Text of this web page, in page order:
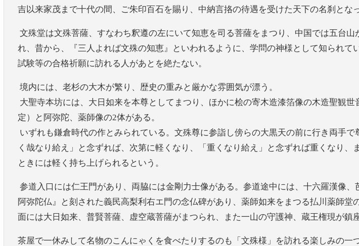
吉以来家茂まで十代の間、ご朱印百石を賜り、中納言挌の待遇を受けた天下の名刹とな
文殊堂は文殊菩薩、すなわち釈遵の左にいて知恵を司る菩薩をまつり、中国では五台山
れ、昔から、『三人よれば文殊の知恵』といわれるように、学問の神様として知られて
試験等の合格祈願に訪れる人があとを絶たない。
境内には、老杉の大木が繁り、歴史の重みと厳かな雰囲気が漂う。
大聖寺本坊には、大日如来を本尊としてまつり、ほかに桧の寄木造漆箔像の木造聖観世
定）と阿弥陀、薬師像の2体がある。
いずれも鎌倉時代の作とみられている。文殊尊に参詣し傍らの大黒天の前に行き両手で
く哉なり給え」と念ずれば、次第に軽くなり、「重くなり給え」と念ずれば重くなり、
ときには軽く持ち上げられるという。
参道入口には仁王門があり、両脇には金剛力士像がある。参道途中には、十六羅漢像、
阿弥陀仏』と刻された義民高梨利右エ門の念仏碑があり、薬師如来をまつる払川薬師堂
面には大日如来、普賢菩薩、虚空蔵菩薩がまつられ、また一山の守護神、蔵王権現が鎮
茶屋で一休みして名物のこんにゃくを食べたりするのも「文殊様」を訪れる楽しみの一